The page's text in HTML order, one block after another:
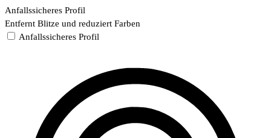
Anfallssicheres Profil
Entfernt Blitze und reduziert Farben
Anfallssicheres Profil